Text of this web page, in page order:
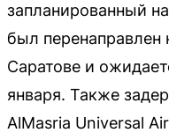
запланированный
был перенаправлен
Саратове и
января. Также
AlMasria Universal